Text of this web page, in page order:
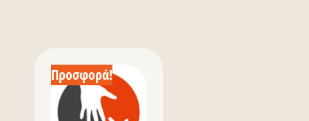
Προσφορά!